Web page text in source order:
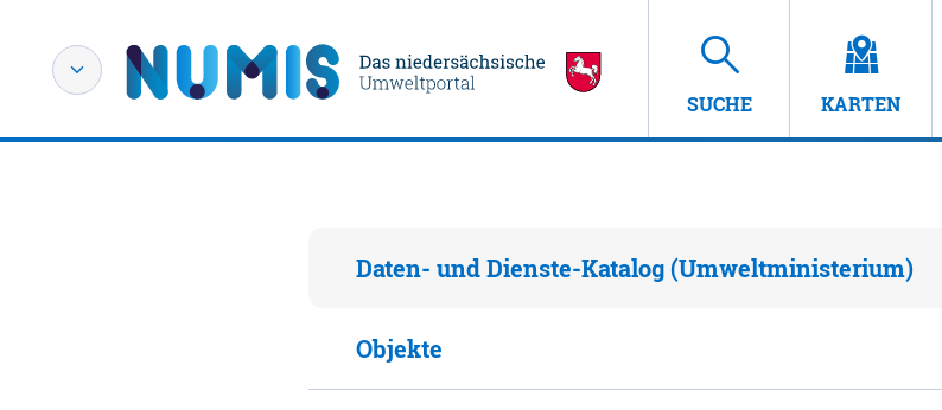
SUCHE KARTEN
Daten- und Dienste-Katalog (Umweltministerium)
Objekte